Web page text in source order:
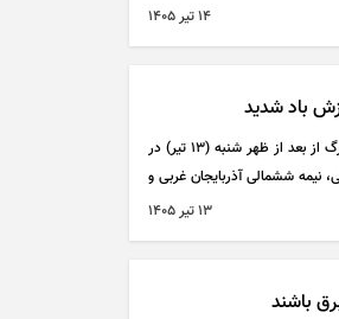
۱۴ تير ۱۴۰۵
باد شدید
وقوع رگبار باران، رعد و برق، وزش باد شدید موقت و در مناطق مستعد تگرگ از بعد از ظهر شنبه (۱۳ تیر) در
شرقی، نیمه ششمالی آذربایجان غربی و
۱۳ تير ۱۴۰۵
باشند